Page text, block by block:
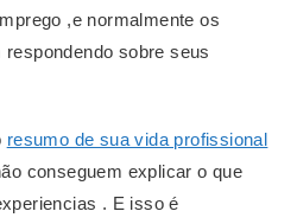
,e normalmente os
sobre seus
resumo de sua vida profissional
conseguem explicar o que
. E isso é